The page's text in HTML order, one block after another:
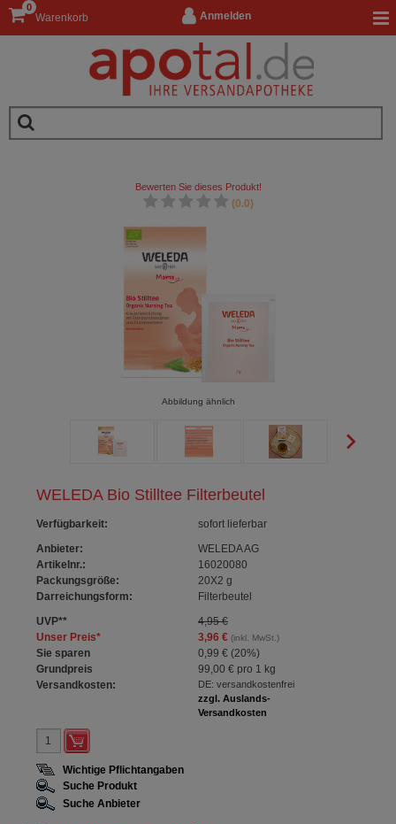
Anmelden
Warenkorb
0
WELEDA Bio Stilltee Filterbeutel
Verfügbarkeit:
sofort lieferbar
Anbieter:
WELEDA AG
Artikelnr.:
16020080
Packungsgröße:
20X2 g
Darreichungsform:
Filterbeutel
UVP**
4,95 €
Unser Preis* 3,96 €(inkl. MwSt.)
Sie sparen 0,99 € (20%)
Grundpreis
99,00 €pro 1 kg
Versandkosten:
DE: versandkostenfrei
zzgl. Auslands-
Versandkosten
Bewerten Sie dieses Produkt!
(0.0)
Abbildung ähnlich
Wichtige Pflichtangaben
Suche Produkt
Suche Anbieter